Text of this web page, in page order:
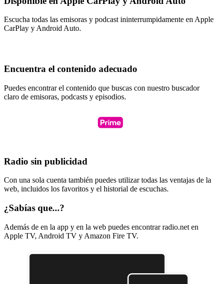
Escucha todas las emisoras y podcast ininterrumpidamente en Apple
CarPlay y Android Auto.
Encuentra el contenido adecuado
Puedes encontrar el contenido que buscas con nuestro buscador
claro de emisoras, podcasts y episodios.
Radio sin publicidad
Con una sola cuenta también puedes utilizar todas las ventajas de la
web, incluidos los favoritos y el historial de escuchas.
¿Sabías que...?
Además de en la app y en la web puedes encontrar radio.net en
Apple TV, Android TV y Amazon Fire TV.